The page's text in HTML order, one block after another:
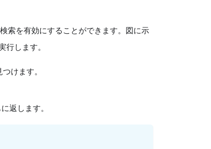
索を有効にすることができます。図に示
します。
けます。
返します。